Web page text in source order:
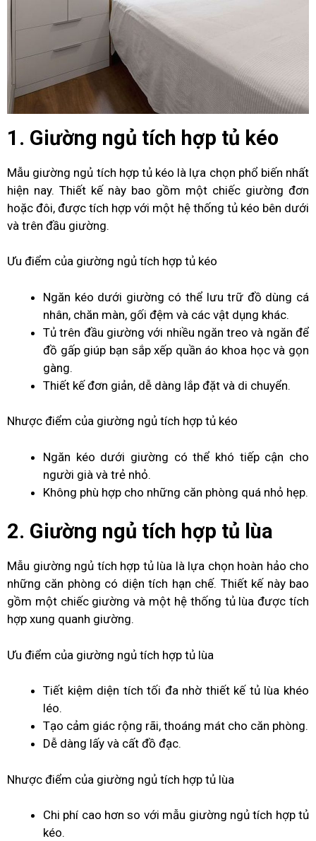
1. Giường ngủ tích hợp tủ kéo
Mẫu giường ngủ tích hợp tủ kéo là lựa chọn phổ biến nhất
hiện nay. Thiết kế này bao gồm một chiếc giường đơn
hoặc đôi, được tích hợp với một hệ thống tủ kéo bên dưới
và trên đầu giường.
Ưu điểm của giường ngủ tích hợp tủ kéo
Ngăn kéo dưới giường có thể lưu trữ đồ dùng cá
nhân, chăn màn, gối đệm và các vật dụng khác.
Tủ trên đầu giường với nhiều ngăn treo và ngăn để
đồ gấp giúp bạn sắp xếp quần áo khoa học và gọn
gàng.
Thiết kế đơn giản, dễ dàng lắp đặt và di chuyển.
Nhược điểm của giường ngủ tích hợp tủ kéo
Ngăn kéo dưới giường có thể khó tiếp cận cho
người già và trẻ nhỏ.
Không phù hợp cho những căn phòng quá nhỏ hẹp.
2. Giường ngủ tích hợp tủ lùa
Mẫu giường ngủ tích hợp tủ lùa là lựa chọn hoàn hảo cho
những căn phòng có diện tích hạn chế. Thiết kế này bao
gồm một chiếc giường và một hệ thống tủ lùa được tích
hợp xung quanh giường.
Ưu điểm của giường ngủ tích hợp tủ lùa
Tiết kiệm diện tích tối đa nhờ thiết kế tủ lùa khéo
léo.
Tạo cảm giác rộng rãi, thoáng mát cho căn phòng.
Dễ dàng lấy và cất đồ đạc.
Nhược điểm của giường ngủ tích hợp tủ lùa
Chi phí cao hơn so với mẫu giường ngủ tích hợp tủ
kéo.